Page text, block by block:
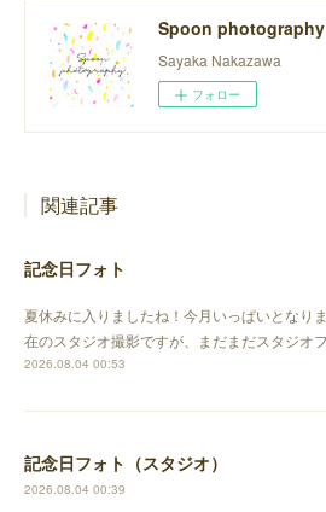
Spoon photography
Sayaka Nakazawa
フォロー
関連記事
記念日フォト
夏休みに入りましたね！今月いっぱいとなり
在のスタジオ撮影ですが、まだまだスタジオ
2026.08.04 00:53
記念日フォト（スタジオ）
2026.08.04 00:39